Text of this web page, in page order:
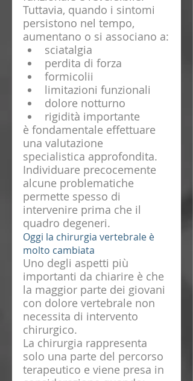
Tuttavia, quando i sintomi
persistono nel tempo,
aumentano o si associano a:
sciatalgia
perdita di forza
formicolii
limitazioni funzionali
dolore notturno
rigidità importante
è fondamentale effettuare
una valutazione
specialistica approfondita.
Individuare precocemente
alcune problematiche
permette spesso di
intervenire prima che il
quadro degeneri.
Oggi la chirurgia vertebrale è
molto cambiata
Uno degli aspetti più
importanti da chiarire è che
la maggior parte dei giovani
con dolore vertebrale non
necessita di intervento
chirurgico.
La chirurgia rappresenta
solo una parte del percorso
terapeutico e viene presa in